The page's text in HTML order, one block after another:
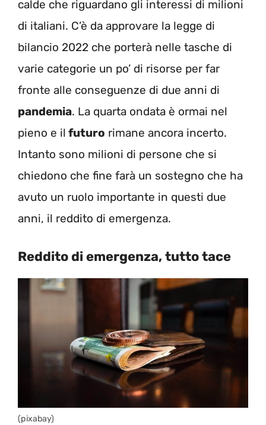
calde che riguardano gli interessi di milioni
di italiani. C’è da approvare la legge di
bilancio 2022 che porterà nelle tasche di
varie categorie un po’ di risorse per far
fronte alle conseguenze di due anni di
pandemia. La quarta ondata è ormai nel
pieno e il futuro rimane ancora incerto.
Intanto sono milioni di persone che si
chiedono che fine farà un sostegno che ha
avuto un ruolo importante in questi due
anni, il reddito di emergenza.
Reddito di emergenza, tutto tace
(pixabay)